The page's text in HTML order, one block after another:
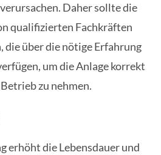
Daher sollte die
qualifizierten Fachkräften
über die nötige Erfahrung
um die Anlage korrekt
zu nehmen.
erhöht die Lebensdauer und